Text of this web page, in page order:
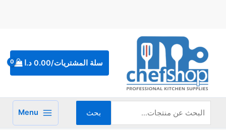
سلة المشتريات/0.00 د.ا
عن:
بحث Menu